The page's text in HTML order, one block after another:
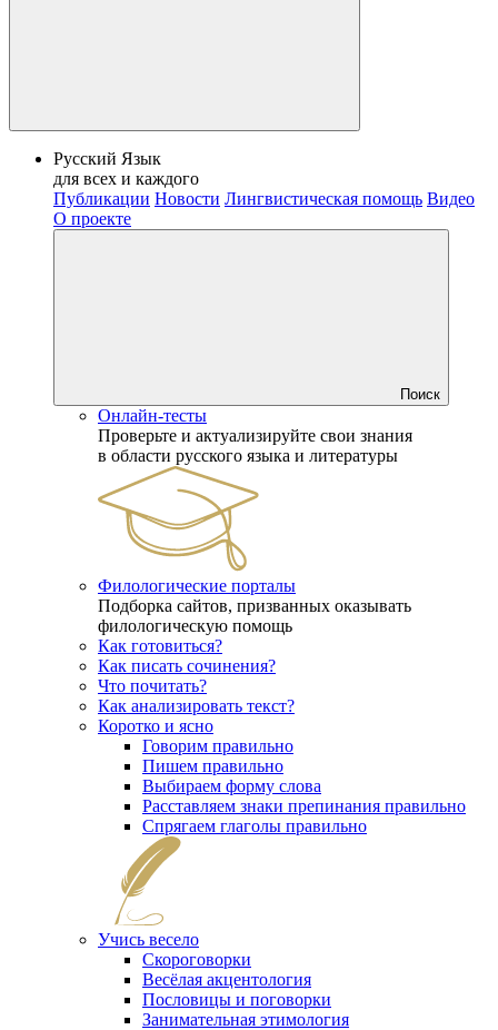
Русский Язык
для всех и каждого
Публикации Новости Лингвистическая помощь Видео
О проекте
Поиск
Онлайн-тесты
Проверьте и актуализируйте свои знания
в области русского языка и литературы
Филологические порталы
Подборка сайтов, призванных оказывать
филологическую помощь
Как готовиться?
Как писать сочинения?
Что почитать?
Как анализировать текст?
Коротко и ясно
Говорим правильно
Пишем правильно
Выбираем форму слова
Расставляем знаки препинания правильно
Спрягаем глаголы правильно
Учись весело
Скороговорки
Весёлая акцентология
Пословицы и поговорки
Занимательная этимология